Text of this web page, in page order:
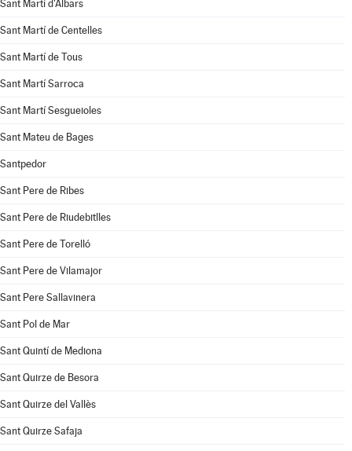
Sant Martí d'Albars
Sant Martí de Centelles
Sant Martí de Tous
Sant Martí Sarroca
Sant Martí Sesgueioles
Sant Mateu de Bages
Santpedor
Sant Pere de Ribes
Sant Pere de Riudebitlles
Sant Pere de Torelló
Sant Pere de Vilamajor
Sant Pere Sallavinera
Sant Pol de Mar
Sant Quintí de Mediona
Sant Quirze de Besora
Sant Quirze del Vallès
Sant Quirze Safaja